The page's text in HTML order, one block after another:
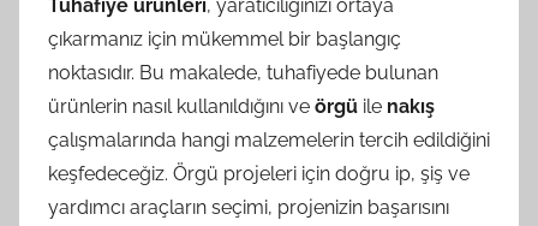
Tuhafiye ürünleri, yaratıcılığınızı ortaya
çıkarmanız için mükemmel bir başlangıç
noktasıdır. Bu makalede, tuhafiyede bulunan
ürünlerin nasıl kullanıldığını ve örgü ile nakış
çalışmalarında hangi malzemelerin tercih edildiğini
keşfedeceğiz. Örgü projeleri için doğru ip, şiş ve
yardımcı araçların seçimi, projenizin başarısını